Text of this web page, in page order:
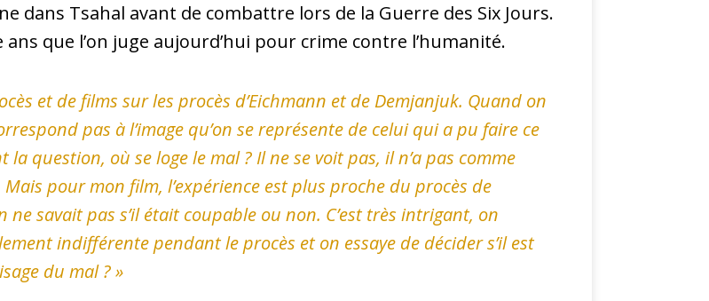
dans Tsahal avant de combattre lors de la Guerre des Six Jours.
que l’on juge aujourd’hui pour crime contre l’humanité.
et de films sur les procès d’Eichmann et de Demjanjuk. Quand on
pas à l’image qu’on se représente de celui qui a pu faire ce
la question, où se loge le mal ? Il ne se voit pas, il n’a pas comme
pour mon film, l’expérience est plus proche du procès de
savait pas s’il était coupable ou non. C’est très intrigant, on
indifférente pendant le procès et on essaye de décider s’il est
du mal? »